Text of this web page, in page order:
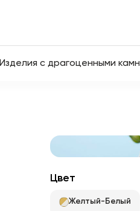
Изделия с драгоценными
Цвет
Желтый-Белый